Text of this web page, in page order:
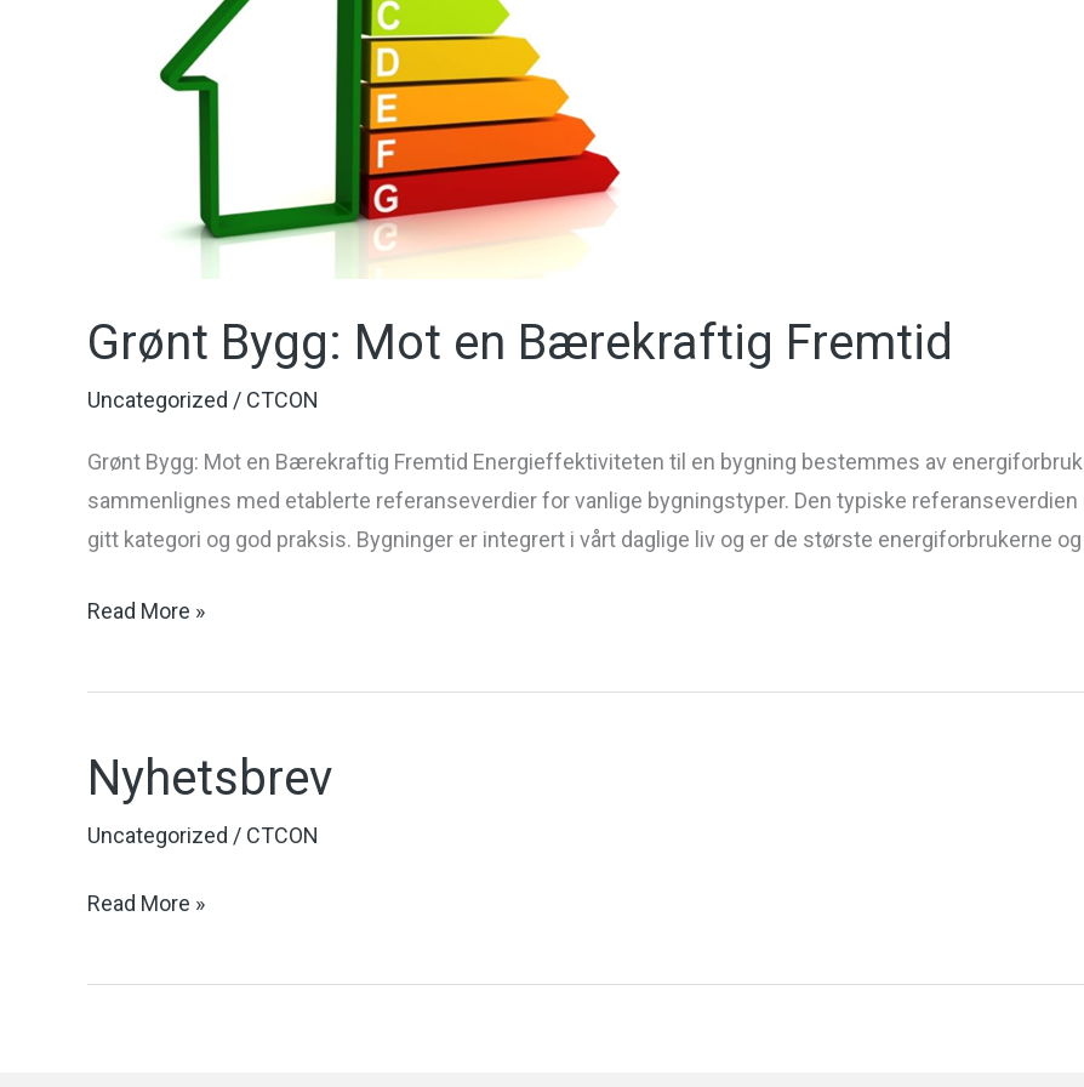
Grønt Bygg: Mot en Bærekraftig Fremtid
Uncategorized / CTCON
Grønt Bygg: Mot en Bærekraftig Fremtid Energieffektiviteten til en bygning bestemmes av
sammenlignes med etablerte referanseverdier for vanlige bygningstyper. Den typiske
gitt kategori og god praksis. Bygninger er integrert i vårt daglige liv og er de største energiforbrukerne og
Bærekraftig
Fremtid
Read More »
Nyhetsbrev
Uncategorized / CTCON
Nyhetsbrev
Read More »